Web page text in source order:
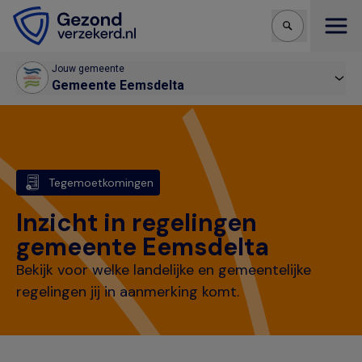
Jouw gemeente
Gemeente Eemsdelta
Tegemoetkomingen
Inzicht in regelingen
gemeente Eemsdelta
Bekijk voor welke landelijke en gemeentelijke
regelingen jij in aanmerking komt.